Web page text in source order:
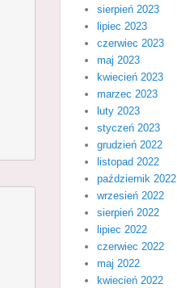
sierpień 2023
lipiec 2023
czerwiec 2023
maj 2023
kwiecień 2023
marzec 2023
luty 2023
styczeń 2023
grudzień 2022
listopad 2022
październik 2022
wrzesień 2022
sierpień 2022
lipiec 2022
czerwiec 2022
maj 2022
kwiecień 2022